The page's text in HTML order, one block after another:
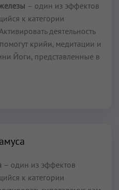
– один из эффектов
к категории
деятельность
крийи, медитации и
Йоги, представленные в
– один из эффектов
к категории